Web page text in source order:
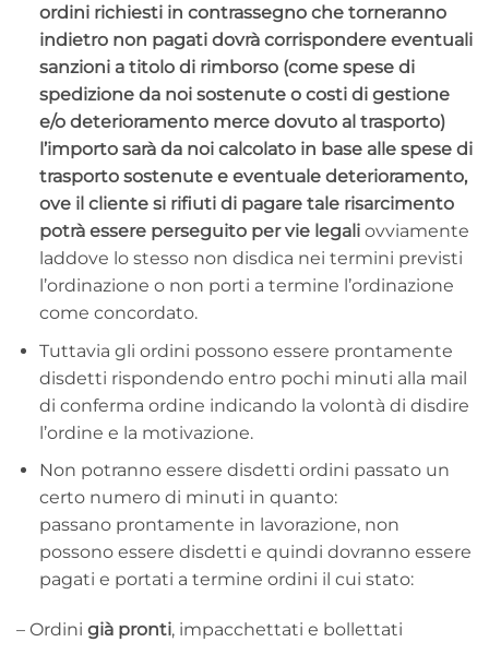
ordini richiesti in contrassegno che torneranno
indietro non pagati dovrà corrispondere eventuali
sanzioni a titolo di rimborso (come spese di
spedizione da noi sostenute o costi di gestione
e/o deterioramento merce dovuto al trasporto)
l’importo sarà da noi calcolato in base alle spese di
trasporto sostenute e eventuale deterioramento,
ove il cliente si rifiuti di pagare tale risarcimento
potrà essere perseguito per vie legaliovviamente
laddove lo stesso non disdica nei termini previsti
l’ordinazione o non porti a termine l’ordinazione
come concordato.
Tuttavia gli ordini possono essere prontamente
disdetti rispondendo entro pochi minuti alla mail
di conferma ordine indicando la volontà di disdire
l’ordine e la motivazione.
Non potranno essere disdetti ordini passato un
certo numero di minuti in quanto:
passano prontamente in lavorazione, non
possono essere disdetti e quindi dovranno essere
pagati e portati a termine ordini il cui stato:
– Ordini già pronti, impacchettati e bollettati